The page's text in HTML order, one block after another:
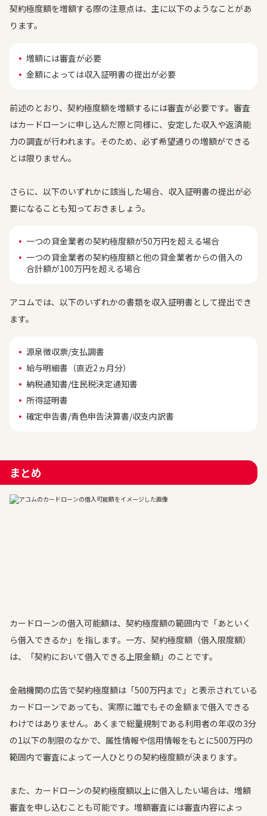
契約極度額を増額する際の注意点は、主に以下のようなことがあ
ります。
増額には審査が必要
金額によっては収入証明書の提出が必要
前述のとおり、契約極度額を増額するには審査が必要です。審査
はカードローンに申し込んだ際と同様に、安定した収入や返済能
力の調査が行われます。そのため、必ず希望通りの増額ができる
とは限りません。
さらに、以下のいずれかに該当した場合、収入証明書の提出が必
要になることも知っておきましょう。
一つの貸金業者の契約極度額が50万円を超える場合
一つの貸金業者の契約極度額と他の貸金業者からの借入の
合計額が100万円を超える場合
アコムでは、以下のいずれかの書類を収入証明書として提出でき
ます。
源泉徴収票/支払調書
給与明細書（直近2ヵ月分）
納税通知書/住民税決定通知書
所得証明書
確定申告書/青色申告決算書/収支内訳書
まとめ
カードローンの借入可能額は、契約極度額の範囲内で「あといく
ら借入できるか」を指します。一方、契約極度額（借入限度額）
は、「契約において借入できる上限金額」のことです。
金融機関の広告で契約極度額は「500万円まで」と表示されている
カードローンであっても、実際に誰でもその金額まで借入できる
わけではありません。あくまで総量規制である利用者の年収の3分
の1以下の制限のなかで、属性情報や信用情報をもとに500万円の
範囲内で審査によって一人ひとりの契約極度額が決まります。
また、カードローンの契約極度額以上に借入したい場合は、増額
審査を申し込むことも可能です。増額審査には審査内容によっ